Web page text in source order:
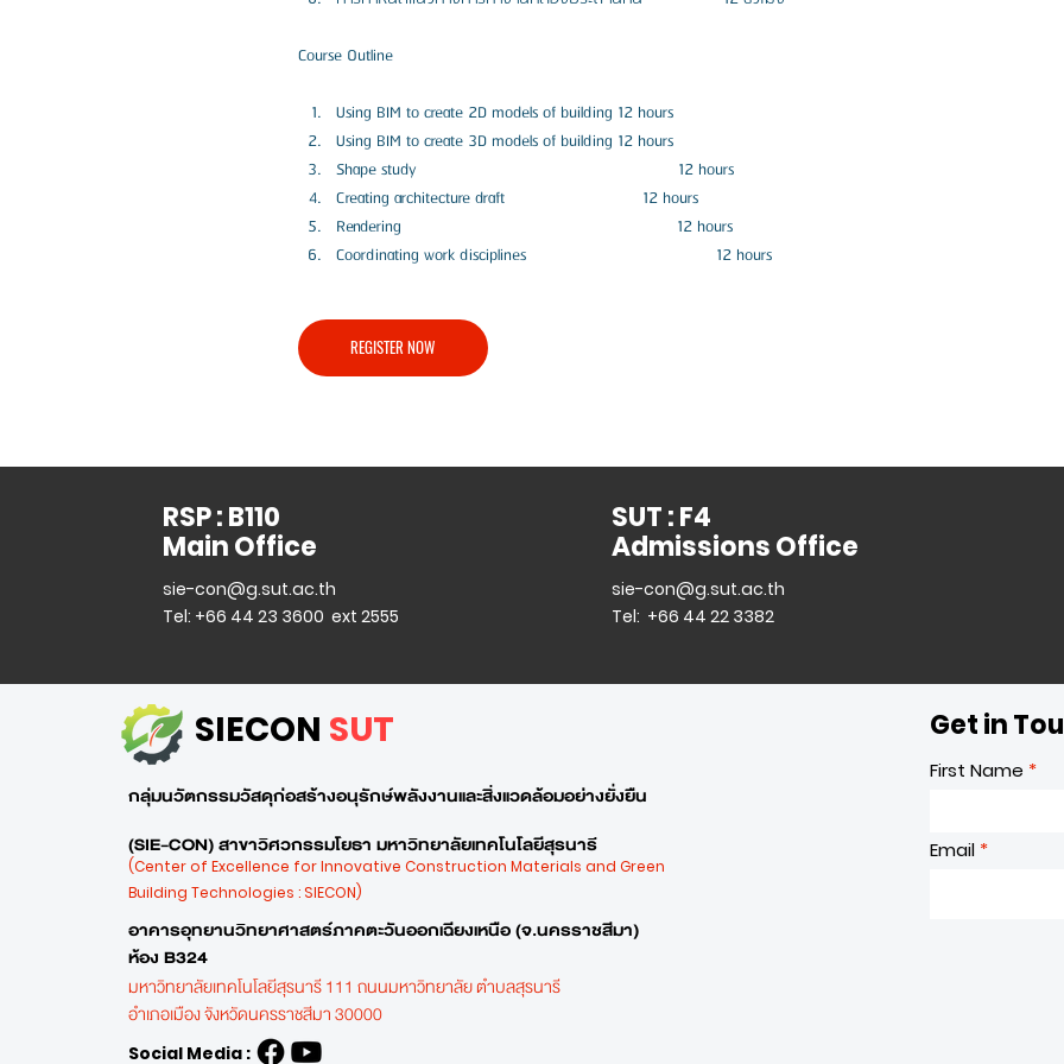
Course Outline
Using BIM to create 2D models of building 12 hours
Using BIM to create 3D models of building 12 hours
Shape study                                                       12 hours
Creating architecture draft                             12 hours
Rendering                                                          12 hours
Coordinating work disciplines                                        12 hours
REGISTER NOW
RSP : B110
Main Office
sie-con@g.sut.ac.th
Tel: +66 44 23 3600 ext 2555
SUT : F4
Admissions Office
sie-con@g.sut.ac.th
Tel: +66 44 22 3382
SIECON SUT
กลุ่มนวัตกรรมวัสดุก่อสร้างอนุรักษ์พลังงานและสิ่งแวดล้อมอย่างยั่งยืน
(SIE-CON) สาขาวิศวกรรมโยธา มหาวิทยาลัยเทคโนโลยีสุรนารี
(Center of Excellence for Innovative Construction Materials and Green
Building Technologies : SIECON)
อาคารอุทยานวิทยาศาสตร์ภาคตะวันออกเฉียงเหนือ (จ.นครราชสีมา)
ห้อง B324
มหาวิทยาลัยเทคโนโลยีสุรนารี 111 ถนนมหาวิทยาลัย ตำบลสุรนารี
อำเภอเมืองจังหวัดนครราชสีมา 30000
Social Media :
Get in
First Name
Email